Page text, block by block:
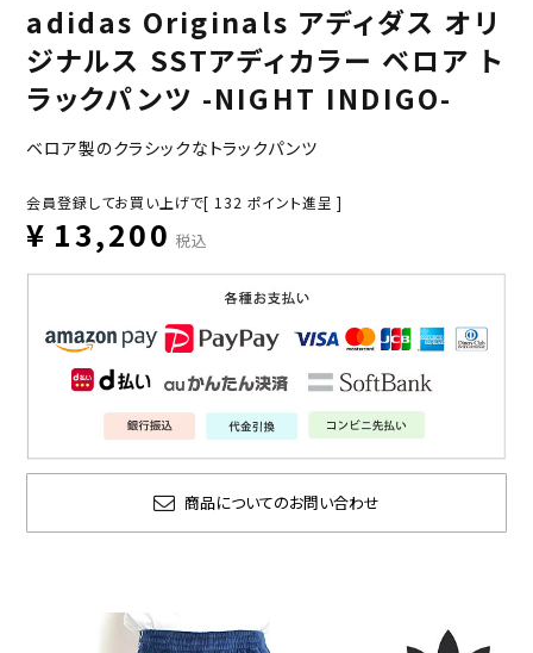
adidas Originals アディダス オリ
ジナルス SSTアディカラー ベロア ト
ラックパンツ -NIGHT INDIGO-
ベロア製のクラシックなトラックパンツ
会員登録してお買い上げで[ 132 ポイント進呈 ]
¥ 13,200 税込
商品についてのお問い合わせ